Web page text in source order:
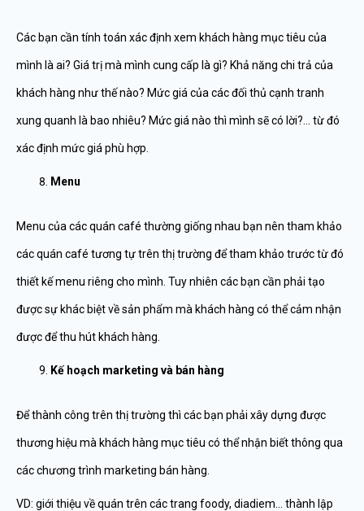
Các bạn cần tính toán xác định xem khách hàng mục tiêu của
mình là ai? Giá trị mà mình cung cấp là gì? Khả năng chi trả của
khách hàng như thế nào? Mức giá của các đối thủ cạnh tranh
xung quanh là bao nhiêu? Mức giá nào thì mình sẽ có lời?… từ đó
xác định mức giá phù hợp.
Menu
Menu của các quán café thường giống nhau bạn nên tham khảo
các quán café tương tự trên thị trường để tham khảo trước từ đó
thiết kế menu riêng cho mình. Tuy nhiên các bạn cần phải tạo
được sự khác biệt về sản phẩm mà khách hàng có thể cảm nhận
được để thu hút khách hàng.
Kế hoạch marketing và bán hàng
Để thành công trên thị trường thì các bạn phải xây dựng được
thương hiệu mà khách hàng mục tiêu có thể nhận biết thông qua
các chương trình marketing bán hàng.
VD: giới thiệu về quán trên các trang foody, diadiem… thành lập